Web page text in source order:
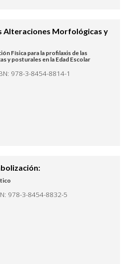
Alteraciones Morfológicas y
Física para la profilaxis de las
y posturales en la Edad Escolar
978-3-8454-8814-1
978-3-8454-8832-5